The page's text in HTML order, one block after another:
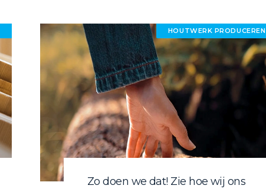
Zo doen we dat! Zie hoe wij ons
HOUTWERK PRODUCEREN